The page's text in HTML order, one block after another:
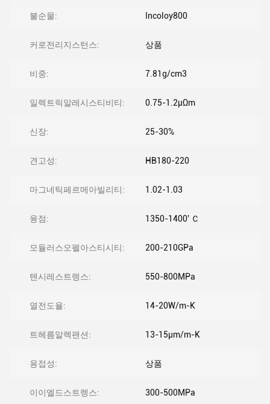
불순물: Incoloy800
커로전리지스턴스: 상품
비중: 7.81g/cm3
일렉트릭알레시스티비티: 0.75-1.2μΩm
신장: 25-30%
견고성: HB180-220
마그네틱페르메아빌리티: 1.02-1.03
융점: 1350-1400' Ｃ
모듈러스오펠아스티시티: 200-210GPa
텐시레스트렝스: 550-800MPa
열전도율: 14-20W/m-K
트헤름알렉팬션: 13-15μm/m-K
용접성: 상품
이이엘드스트렝스: 300-500MPa